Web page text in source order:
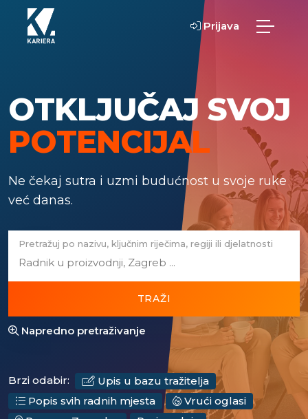
Prijava
OTKLJUČAJ SVOJ
POTENCIJAL
Ne čekaj sutra i uzmi budućnost u svoje ruke
već danas.
Pretražuj po nazivu, ključnim riječima, regiji ili djelatnosti
TRAŽI
Napredno pretraživanje
Brzi odabir:
Upis u bazu tražitelja
Popis svih radnih mjesta
Vrući oglasi